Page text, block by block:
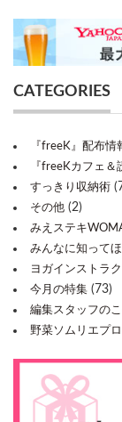
CATEGORIES
『freeK』配布情
『freeKカフェ
すっきり収納術
その他 (2)
みえステキ
みんなに知って
ヨガインストラ
今月の特集 (73)
編集スタッフの
野菜ソムリエプ